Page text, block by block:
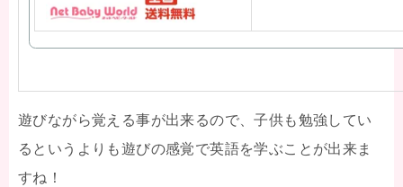
遊びながら覚える事が出来るので、子供も勉強してい
るというよりも遊びの感覚で英語を学ぶことが出来ま
すね！